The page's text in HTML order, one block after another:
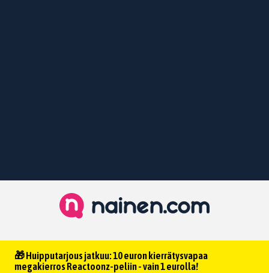
🎁 Huipputarjous jatkuu: 10 euron kierrätysvapaa
megakierros Reactoonz-peliin - vain 1 eurolla!